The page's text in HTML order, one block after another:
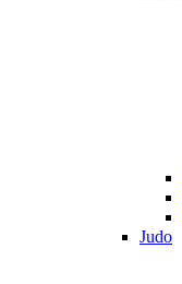
Judo